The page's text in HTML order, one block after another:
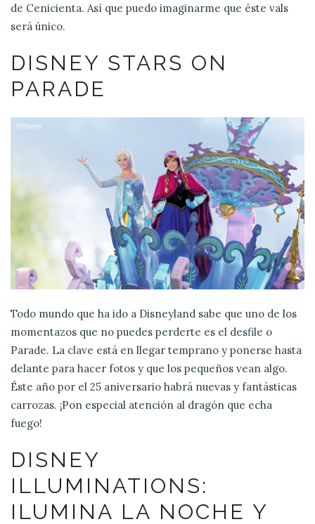
de Cenicienta. Así que puedo imaginarme que éste vals
será único.
DISNEY STARS ON
PARADE
Todo mundo que ha ido a Disneyland sabe que uno de los
momentazos que no puedes perderte es el desfile o
Parade. La clave está en llegar temprano y ponerse hasta
delante para hacer fotos y que los pequeños vean algo.
Éste año por el 25 aniversario habrá nuevas y fantásticas
carrozas. ¡Pon especial atención al dragón que echa
fuego!
DISNEY
ILLUMINATIONS:
ILUMINA LA NOCHE Y